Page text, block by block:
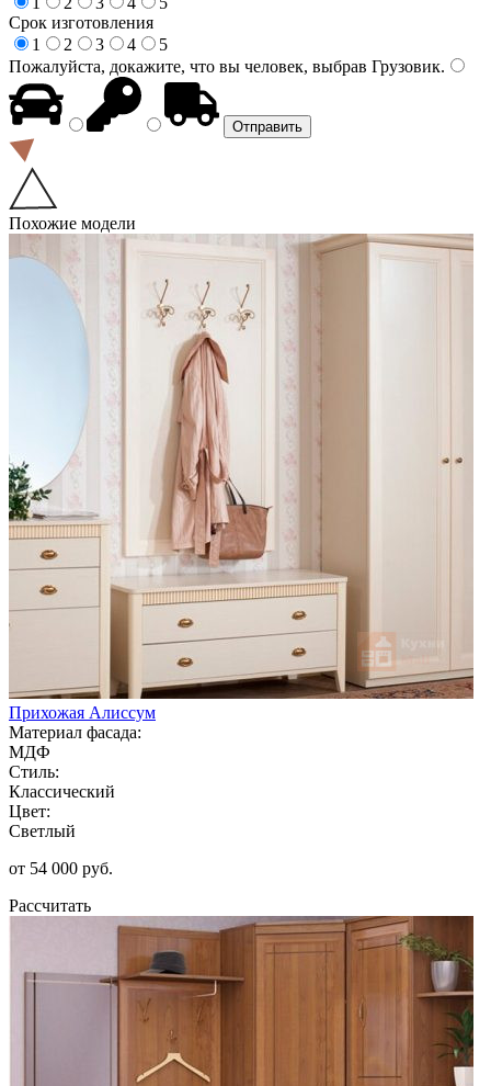
Срок изготовления
1
2 3 4
5
Пожалуйста, докажите, что вы человек, выбрав Грузовик.
Похожие модели
Прихожая Алиссум
Материал фасада:
МДФ
Стиль:
Классический
Цвет:
Светлый
от 54 000 руб.
Рассчитать